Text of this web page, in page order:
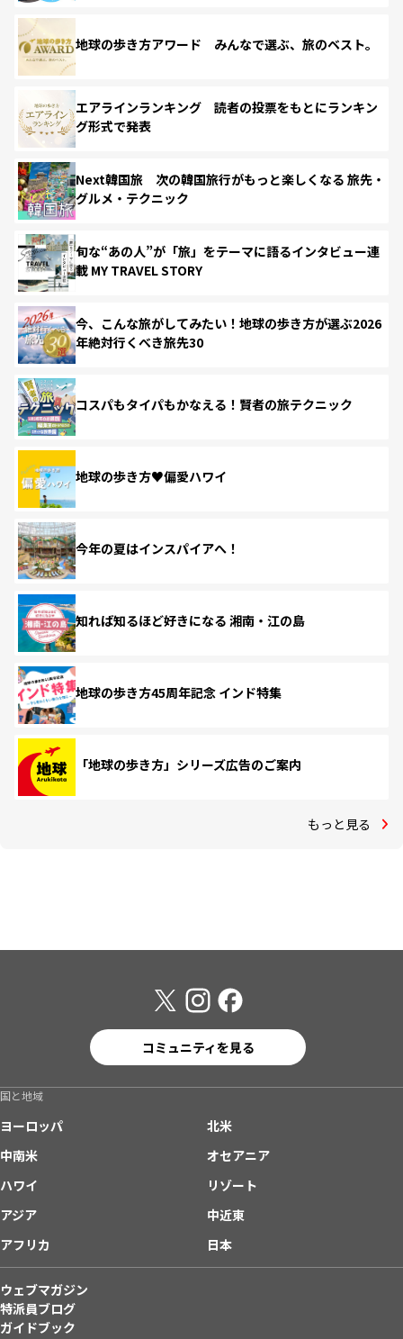
地球の歩き方アワード みんなで選ぶ、旅のベスト。
エアラインランキング 読者の投票をもとにランキン
グ形式で発表
Next韓国旅 次の韓国旅行がもっと楽しくなる 旅先・
グルメ・テクニック
旬な“あの人”が「旅」をテーマに語るインタビュー連
載 MY TRAVEL STORY
今、こんな旅がしてみたい！地球の歩き方が選ぶ2026
年絶対行くべき旅先30
コスパもタイパもかなえる！賢者の旅テクニック
地球の歩き方♥偏愛ハワイ
今年の夏はインスパイアへ！
知れば知るほど好きになる 湘南・江の島
地球の歩き方45周年記念 インド特集
「地球の歩き方」シリーズ広告のご案内
もっと見る
コミュニティを見る
国と地域
ヨーロッパ
北米
中南米
オセアニア
ハワイ
リゾート
アジア
中近東
アフリカ
日本
ウェブマガジン
特派員ブログ
ガイドブック